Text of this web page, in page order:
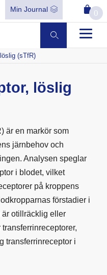
Min Journal 0
(sTfR)
löslig
är en markör som
järnbehov och
Analysen speglar
i blodet, vilket
på kroppens
förstadier i
är otillräcklig eller
transferrinreceptor i